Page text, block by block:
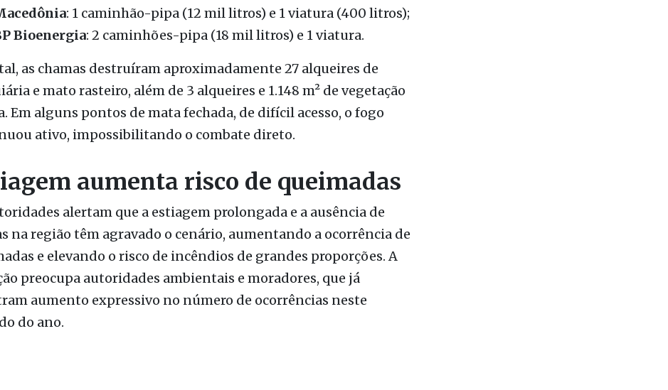
Estrela: 1 caminhão-pipa (12 mil litros);
Bioenergia : 2 caminhões-pipa (18 mil litros) e 1 viatura.
as chamas destruíram aproximadamente 27 alqueires de
e mato rasteiro, além de 3 alqueires e 1.148 m² de vegetação
ativo, impossibilitando o combate direto.
aumenta risco de queimadas
alertam que a estiagem prolongada e a ausência de
na região têm agravado o cenário, aumentando a ocorrência de
e elevando o risco de incêndios de grandes proporções. A
preocupa autoridades ambientais e moradores, que já